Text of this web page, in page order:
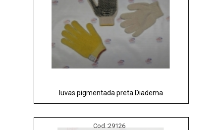
luvas pigmentada preta Diadema
Cod.:29126